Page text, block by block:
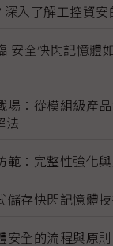
入了解工控資安
安全快閃記憶體
場：從模組級產
法
範：完整性強化
儲存快閃記憶體
安全的流程與原則